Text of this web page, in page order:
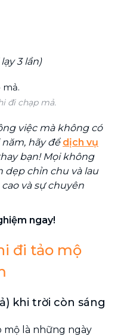
3 lần)
đi chạp mả.
việc mà không có
hãy để dịch vụ
bạn! Mọi không
dẹp chỉn chu và lau
và sự chuyên
ngay!
đi tảo mộ
khi trời còn sáng
mộ là những ngày